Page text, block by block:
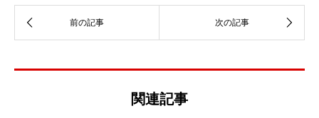
関連記事